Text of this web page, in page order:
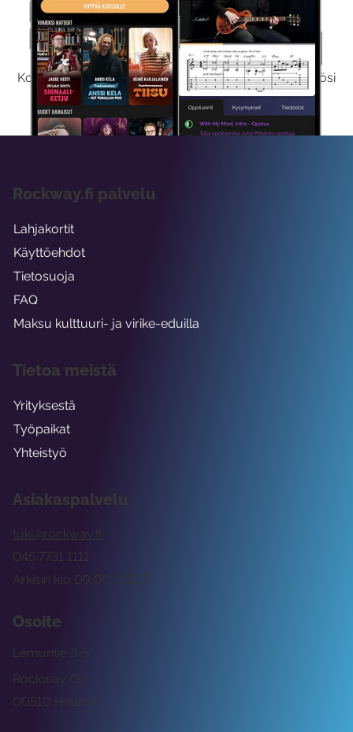
Kokeile Ilmaiseksi
Kokeilemalla ilmaiseksi saat koko sisältömme käyttöösi
viikon ajaksi.
Asiakaspalvelu
tuki@rockway.fi
Arkisin klo 09:00 -15:00
045 7731 1111
Osoite
Rockway Oy
Lemuntie 3-5
00510 Helsinki
Rockway.fi palvelu
Lahjakortit
Käyttöehdot
Tietosuoja
FAQ
Maksu kulttuuri- ja virike-eduilla
Tietoa meistä
Yrityksestä
Työpaikat
Yhteistyö